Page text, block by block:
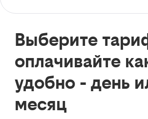
Выберите
оплачивайте
удобно - день
месяц